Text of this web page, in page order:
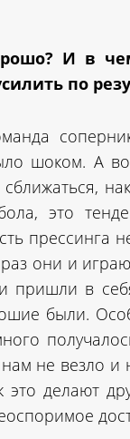
И в
по
шоком. А
это
прессинга
они и
пришли в
были.
не везло и
это делают